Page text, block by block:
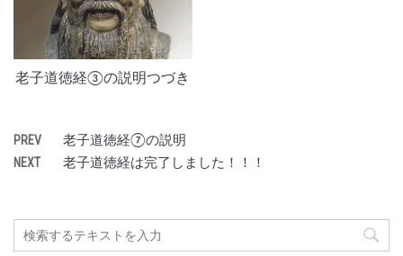
老子道徳経③の説明つづき
PREV 老子道徳経⑦の説明
NEXT 老子道徳経は完了しました！！！